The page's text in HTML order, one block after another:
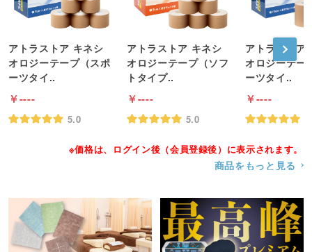
アトラストア キネシ
オロジーテープ（スポ
ーツタイ..
----
5.0
アトラストア キネシ
オロジーテープ（ソフ
トタイプ..
----
5.0
アトラストア
オロジーテー
ーツタイ..
----
※価格は、ログイン後（会員登録後）に表示されます。
商品をもっと見る